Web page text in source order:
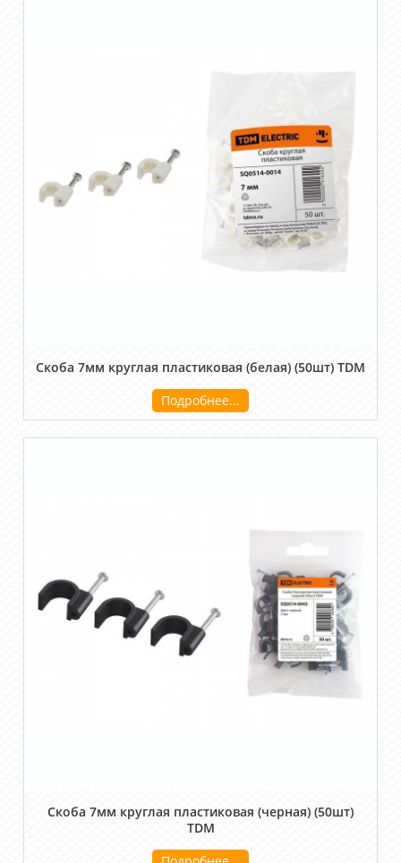
Скоба 7мм круглая пластиковая (белая) (50шт) TDM
Подробнее...
Скоба 7мм круглая пластиковая (черная) (50шт)
TDM